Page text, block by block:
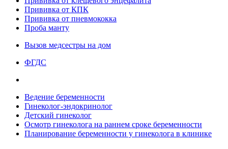
Прививка от КПК
Прививка от пневмококка
Проба манту
Вызов медсестры на дом
ФГДС
Ведение беременности
Гинеколог-эндокринолог
Детский гинеколог
Осмотр гинеколога на раннем сроке беременности
Планирование беременности у гинеколога в клинике